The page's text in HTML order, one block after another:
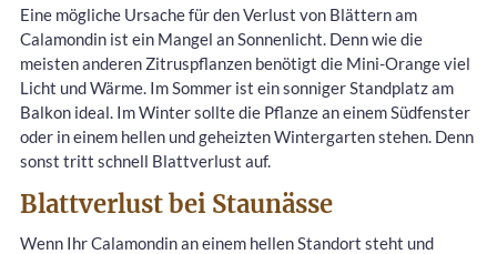
Eine mögliche Ursache für den Verlust von Blättern am
Calamondin ist ein Mangel an Sonnenlicht. Denn wie die
meisten anderen Zitruspflanzen benötigt die Mini-Orange viel
Licht und Wärme. Im Sommer ist ein sonniger Standplatz am
Balkon ideal. Im Winter sollte die Pflanze an einem Südfenster
oder in einem hellen und geheizten Wintergarten stehen. Denn
sonst tritt schnell Blattverlust auf.
Blattverlust bei Staunässe
Wenn Ihr Calamondin an einem hellen Standort steht und